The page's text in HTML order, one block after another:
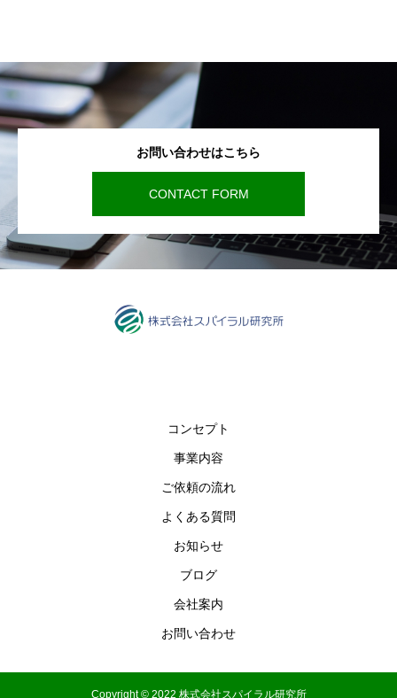
お問い合わせはこちら
CONTACT FORM
コンセプト
事業内容
ご依頼の流れ
よくある質問
お知らせ
ブログ
会社案内
お問い合わせ
Copyright © 2022 株式会社スパイラル研究所